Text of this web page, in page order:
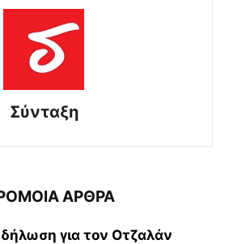
Σύνταξη
ΑΡΘΡΑ
για τον Οτζαλάν